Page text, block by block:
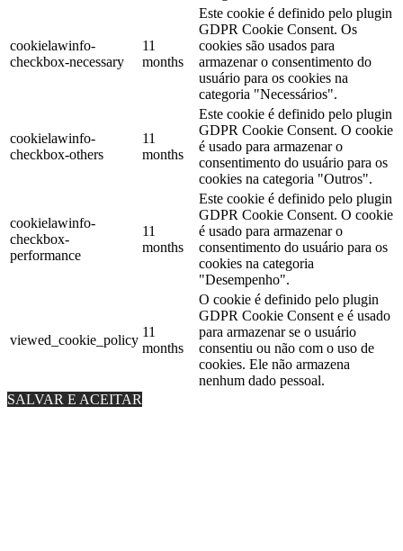
cookielawinfo-
checkbox-necessary
11
months
Este cookie é definido pelo plugin
GDPR Cookie Consent. Os
cookies são usados ​​para
armazenar o consentimento do
usuário para os cookies na
categoria "Necessários".
cookielawinfo-
checkbox-others
11
months
Este cookie é definido pelo plugin
GDPR Cookie Consent. O cookie
é usado para armazenar o
consentimento do usuário para os
cookies na categoria "Outros".
cookielawinfo-
checkbox-
performance
11
months
Este cookie é definido pelo plugin
GDPR Cookie Consent. O cookie
é usado para armazenar o
consentimento do usuário para os
cookies na categoria
"Desempenho".
viewed_cookie_policy
11
months
O cookie é definido pelo plugin
GDPR Cookie Consent e é usado
para armazenar se o usuário
consentiu ou não com o uso de
cookies. Ele não armazena
nenhum dado pessoal.
SALVAR E ACEITAR